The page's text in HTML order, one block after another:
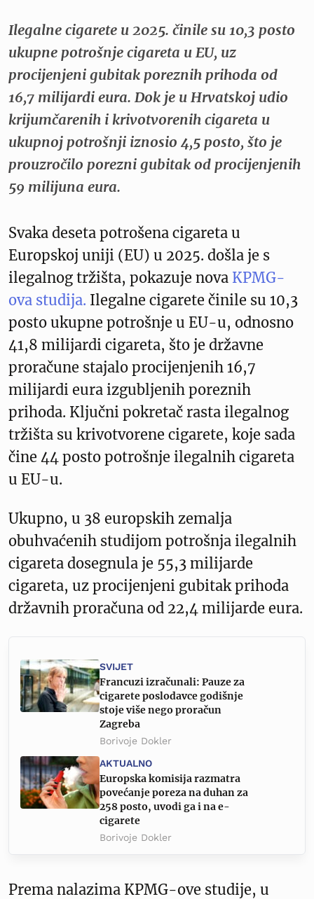
Ilegalne cigarete u 2025. činile su 10,3 posto
ukupne potrošnje cigareta u EU, uz
procijenjeni gubitak poreznih prihoda od
16,7 milijardi eura. Dok je u Hrvatskoj udio
krijumčarenih i krivotvorenih cigareta u
ukupnoj potrošnji iznosio 4,5 posto, što je
prouzročilo porezni gubitak od procijenjenih
59 milijuna eura.
Svaka deseta potrošena cigareta u
Europskoj uniji (EU) u 2025. došla je s
ilegalnog tržišta, pokazuje nova KPMG-
ova studija. Ilegalne cigarete činile su 10,3
posto ukupne potrošnje u EU-u, odnosno
41,8 milijardi cigareta, što je državne
proračune stajalo procijenjenih 16,7
milijardi eura izgubljenih poreznih
prihoda. Ključni pokretač rasta ilegalnog
tržišta su krivotvorene cigarete, koje sada
čine 44 posto potrošnje ilegalnih cigareta
u EU-u.
Ukupno, u 38 europskih zemalja
obuhvaćenih studijom potrošnja ilegalnih
cigareta dosegnula je 55,3 milijarde
cigareta, uz procijenjeni gubitak prihoda
državnih proračuna od 22,4 milijarde eura.
SVIJET
Francuzi izračunali: Pauze za
cigarete poslodavce godišnje
stoje više nego proračun
Zagreba
Borivoje Dokler
AKTUALNO
Europska komisija razmatra
povećanje poreza na duhan za
258 posto, uvodi ga i na e-
cigarete
Borivoje Dokler
Prema nalazima KPMG-ove studije, u